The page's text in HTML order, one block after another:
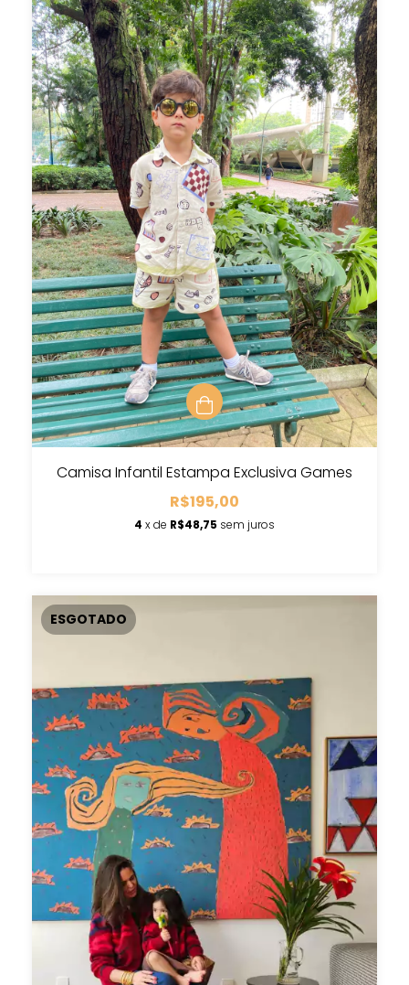
Camisa Infantil Estampa Exclusiva Games
R$195,00
4 x de R$48,75 sem juros
ESGOTADO